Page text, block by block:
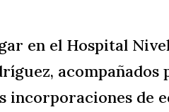
en el Hospital
acompañados
incorporaciones de